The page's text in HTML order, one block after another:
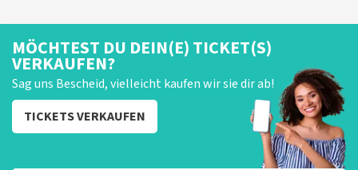
MÖCHTEST DU DEIN(E) TICKET(S)
VERKAUFEN?
Sag uns Bescheid, vielleicht kaufen wir sie dir ab!
TICKETS VERKAUFEN